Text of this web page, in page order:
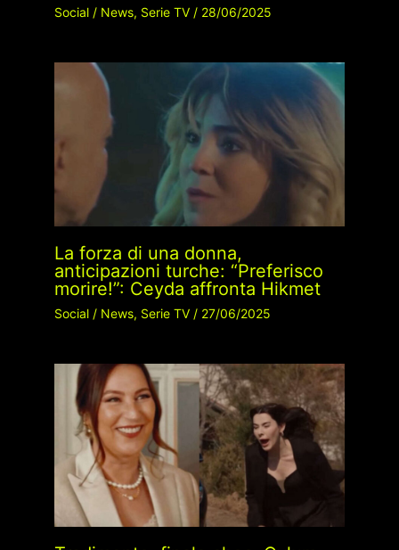
Social/ News, Serie TV/ 28/06/2025
La forza di una donna,
anticipazioni turche: “Preferisco
morire!”: Ceyda affronta Hikmet
Social/ News, Serie TV/ 27/06/2025